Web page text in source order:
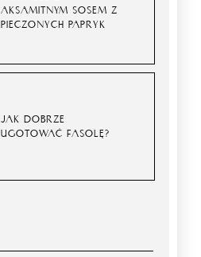
AKSAMITNYM SOSEM Z
PIECZONYCH PAPRYK
JAK DOBRZE
UGOTOWAĆ FASOLĘ?